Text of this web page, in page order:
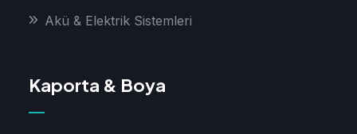
Akü & Elektrik Sistemleri
Kaporta & Boya